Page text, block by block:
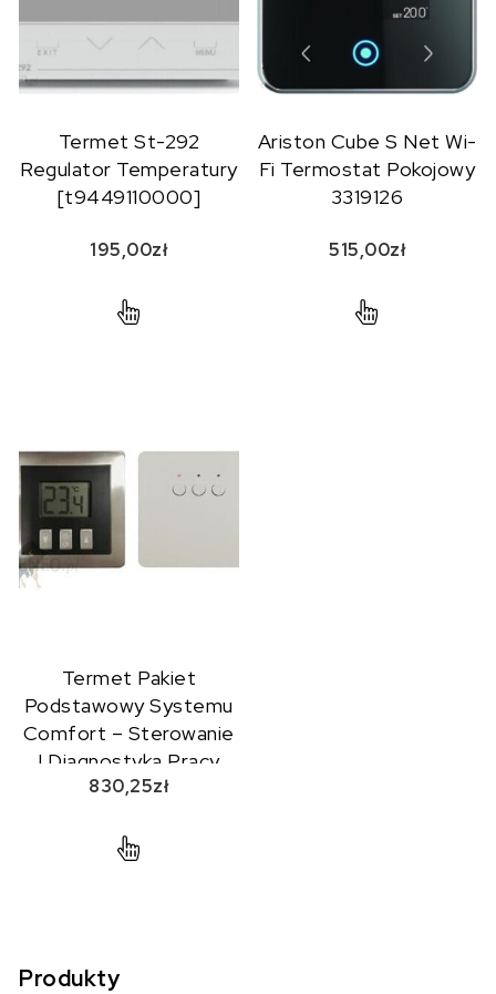
Termet St-292
Regulator Temperatury
[t9449110000]
195,00zł
Ariston Cube S Net Wi-
Fi Termostat Pokojowy
3319126
515,00zł
Termet Pakiet
Podstawowy Systemu
Comfort – Sterowanie
I Diagnostyka Pracy
Kotła Przez Internet
830,25zł
Produkty